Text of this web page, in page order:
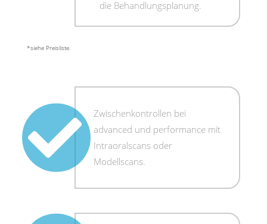
die Behandlungsplanung.
*siehe Preisliste.
Zwischenkontrollen bei
advanced und performance mit
Intraoralscans oder
Modellscans.